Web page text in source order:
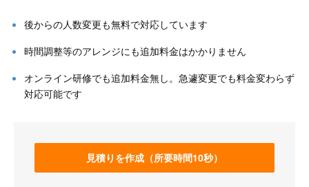
後からの人数変更も無料で対応しています
時間調整等のアレンジにも追加料金はかかりません
オンライン研修でも追加料金無し。急遽変更でも料金変わらず
対応可能です
見積りを作成（所要時間10秒）